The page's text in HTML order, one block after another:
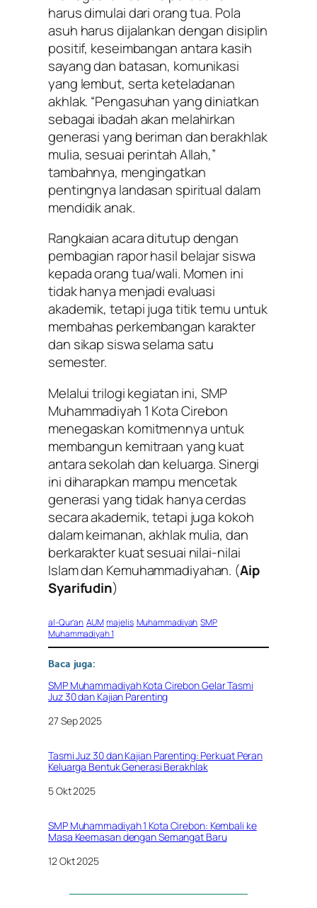
harus dimulai dari orang tua. Pola
asuh harus dijalankan dengan disiplin
positif, keseimbangan antara kasih
sayang dan batasan, komunikasi
yang lembut, serta keteladanan
akhlak. “Pengasuhan yang diniatkan
sebagai ibadah akan melahirkan
generasi yang beriman dan berakhlak
mulia, sesuai perintah Allah,”
tambahnya, mengingatkan
pentingnya landasan spiritual dalam
mendidik anak.
Rangkaian acara ditutup dengan
pembagian rapor hasil belajar siswa
kepada orang tua/wali. Momen ini
tidak hanya menjadi evaluasi
akademik, tetapi juga titik temu untuk
membahas perkembangan karakter
dan sikap siswa selama satu
semester.
Melalui trilogi kegiatan ini, SMP
Muhammadiyah 1 Kota Cirebon
menegaskan komitmennya untuk
membangun kemitraan yang kuat
antara sekolah dan keluarga. Sinergi
ini diharapkan mampu mencetak
generasi yang tidak hanya cerdas
secara akademik, tetapi juga kokoh
dalam keimanan, akhlak mulia, dan
berkarakter kuat sesuai nilai-nilai
Islam dan Kemuhammadiyahan. (Aip
Syarifudin)
al-Qur’an AUM majelis Muhammadiyah SMP
Muhammadiyah 1
Baca juga:
SMP Muhammadiyah Kota Cirebon Gelar Tasmi
Juz 30 dan Kajian Parenting
Tanggal
27 Sep 2025
Tasmi Juz 30 dan Kajian Parenting: Perkuat Peran
Keluarga Bentuk Generasi Berakhlak
Tanggal
5 Okt 2025
SMP Muhammadiyah 1 Kota Cirebon: Kembali ke
Masa Keemasan dengan Semangat Baru
Tanggal
12 Okt 2025